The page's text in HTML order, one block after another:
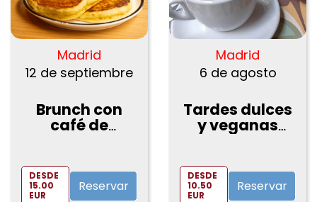
Madrid
12 de septiembre
Brunch con
café de
DESDE
15.00
EUR
Reservar
Madrid
6 de agosto
Tardes dulces
y veganas
para 2 en
DESDE
10.50
EUR
Reservar